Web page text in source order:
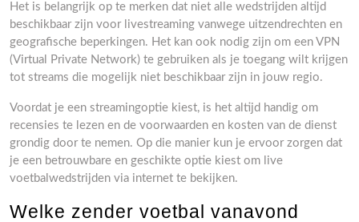
Het is belangrijk op te merken dat niet alle wedstrijden altijd
beschikbaar zijn voor livestreaming vanwege uitzendrechten en
geografische beperkingen. Het kan ook nodig zijn om een VPN
(Virtual Private Network) te gebruiken als je toegang wilt krijgen
tot streams die mogelijk niet beschikbaar zijn in jouw regio.
Voordat je een streamingoptie kiest, is het altijd handig om
recensies te lezen en de voorwaarden en kosten van de dienst
grondig door te nemen. Op die manier kun je ervoor zorgen dat
je een betrouwbare en geschikte optie kiest om live
voetbalwedstrijden via internet te bekijken.
Welke zender voetbal vanavond